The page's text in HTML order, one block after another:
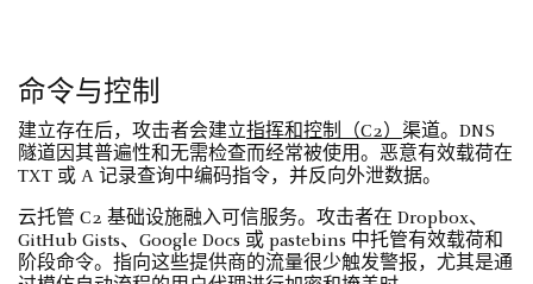
命令与控制
建立存在后，攻击者会建立指挥和控制（C2） 渠道。DNS
隧道因其普遍性和无需检查而经常被使用。恶意有效载荷在
TXT 或 A 记录查询中编码指令，并反向外泄数据。
云托管 C2 基础设施融入可信服务。攻击者在 Dropbox、
GitHub Gists、Google Docs 或 pastebins 中托管有效载荷和
阶段命令。指向这些提供商的流量很少触发警报，尤其是通